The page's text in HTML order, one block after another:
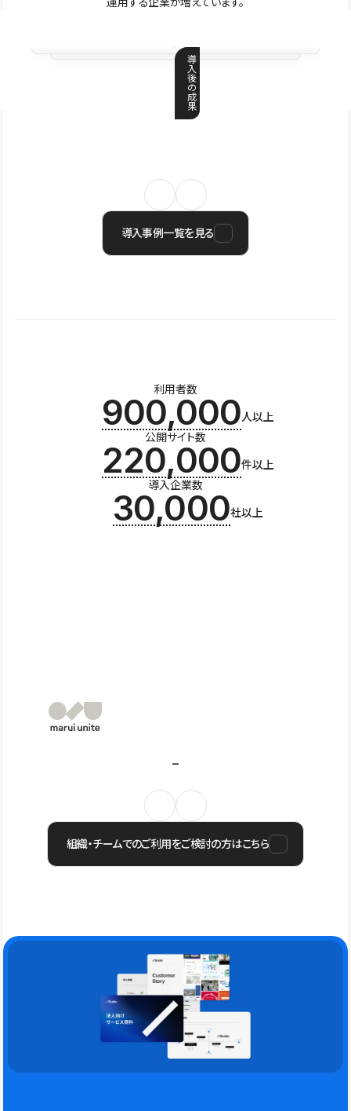
導
入
後
の
成
果
導入事例一覧を見る
利用者数
900,000人以上
公開サイト数
220,000件以上
導入企業数
30,000社以上
組織・チームでのご利用をご検討の方はこちら